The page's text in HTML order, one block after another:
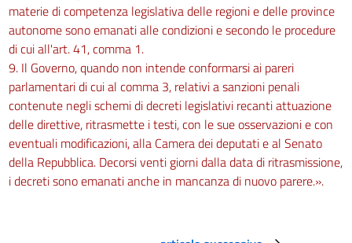
materie di competenza legislativa delle regioni e delle province
autonome sono emanati alle condizioni e secondo le procedure
di cui all'art. 41, comma 1.
9. Il Governo, quando non intende conformarsi ai pareri
parlamentari di cui al comma 3, relativi a sanzioni penali
contenute negli schemi di decreti legislativi recanti attuazione
delle direttive, ritrasmette i testi, con le sue osservazioni e con
eventuali modificazioni, alla Camera dei deputati e al Senato
della Repubblica. Decorsi venti giorni dalla data di ritrasmissione,
i decreti sono emanati anche in mancanza di nuovo parere.».